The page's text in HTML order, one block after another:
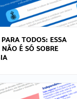
TODOS: ESSA
É SÓ SOBRE